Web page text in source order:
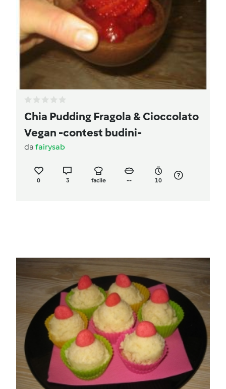
Chia Pudding Fragola & Cioccolato
Vegan -contest budini-
da fairysab
0 3 facile -- 10